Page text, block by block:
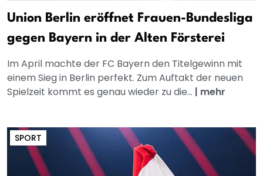
Union Berlin eröffnet Frauen-Bundesliga
gegen Bayern in der Alten Försterei
Im April machte der FC Bayern den Titelgewinn mit
einem Sieg in Berlin perfekt. Zum Auftakt der neuen
Spielzeit kommt es genau wieder zu die... | mehr
SPORT